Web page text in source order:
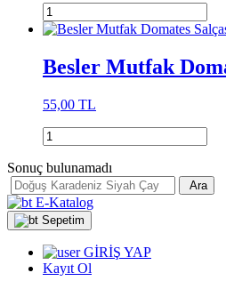
Besler Mutfak
55,00 TL
Sonuç bulunamadı
Ara
E-Katalog
Sepetim
GİRİŞ YAP
Kayıt Ol